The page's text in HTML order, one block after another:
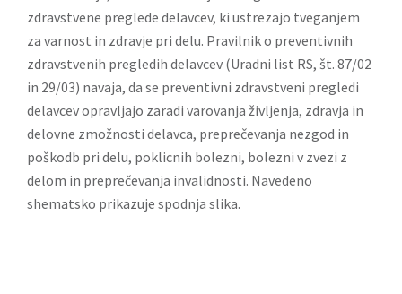
zdravstvene preglede delavcev, ki ustrezajo tveganjem
za varnost in zdravje pri delu. Pravilnik o preventivnih
zdrav­stvenih pregledih delavcev (Uradni list RS, št. 87/02
in 29/03) navaja, da se preventivni zdravstveni pregledi
delavcev opravljajo zaradi varovanja življenja, zdravja in
delovne zmožnosti delavca, preprečevanja nezgod in
poškodb pri delu, poklicnih bolezni, bolezni v zvezi z
delom in preprečevanja invalidnosti. Navedeno
shematsko prikazuje spodnja slika.